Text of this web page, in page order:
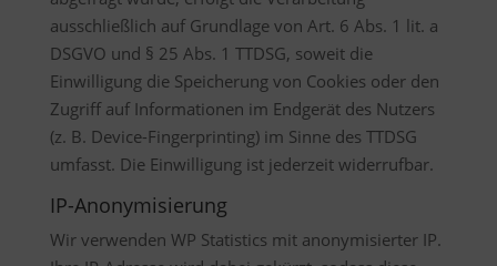
ausschließlich auf Grundlage von Art. 6 Abs. 1 lit. a
DSGVO und § 25 Abs. 1 TTDSG, soweit die
Einwilligung die Speicherung von Cookies oder den
Zugriff auf Informationen im Endgerät des Nutzers
(z. B. Device-Fingerprinting) im Sinne des TTDSG
umfasst. Die Einwilligung ist jederzeit widerrufbar.
IP-Anonymisierung
Wir verwenden WP Statistics mit anonymisierter IP.